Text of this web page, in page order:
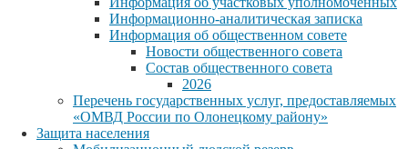
Информационно-аналитическая записка
Информация об общественном совете
Новости общественного совета
Состав общественного совета
2026
Перечень государственных услуг, предоставляемых
«ОМВД России по Олонецкому району»
Защита населения